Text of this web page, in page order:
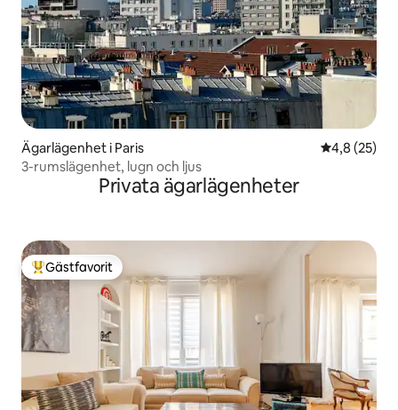
Ägarlägenhet i Paris 4,8 av 5 i
4,8 (25)
3-rumslägenhet, lugn och ljus
Privata ägarlägenheter
Populär gästfavorit
Gästfavorit